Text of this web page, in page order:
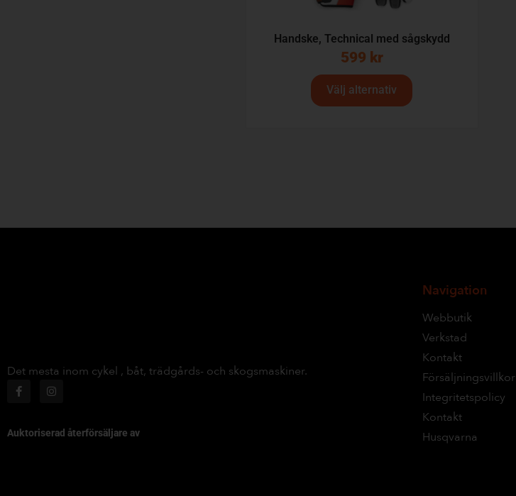
Handske, Technical med sågskydd
599 kr
Välj alternativ
Det mesta inom cykel , båt, trädgårds- och skogsmaskiner.
Auktoriserad återförsäljare av
Navigation
Webbutik
Verkstad
Kontakt
Försäljningsvillkor
Integritetspolicy
Kontakt
Husqvarna